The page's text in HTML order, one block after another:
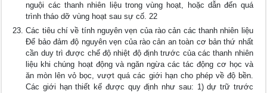
nguội các thanh nhiên liệu trong vùng hoạt, hoặc dẫn đến quá
trình tháo dỡ vùng hoạt sau sự cố. 22
Các tiêu chí về tính nguyên vẹn của rào cản các thanh nhiên liệu
Để bảo đảm độ nguyên vẹn của rào cản an toàn cơ bản thứ nhất
cần duy trì được chế độ nhiệt độ định trước của các thanh nhiên
liệu khi chúng hoạt động và ngăn ngừa các tác động cơ học và
ăn mòn lên vỏ bọc, vượt quá các giới hạn cho phép về độ bền.
Các giới hạn thiết kế được quy định như sau: 1) dự trữ trước